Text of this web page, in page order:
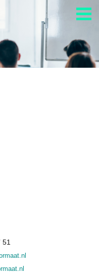
aanbieders
andere HR-diensten
Cedeo-erkenning
51